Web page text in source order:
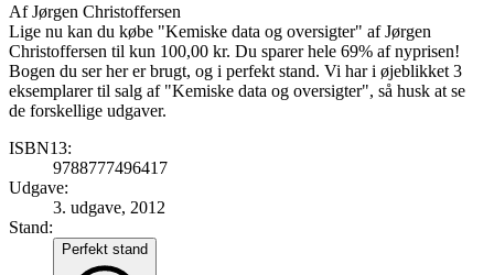
AfJørgen Christoffersen
Lige nu kan du købe "Kemiske data og oversigter" af Jørgen
Christoffersen til kun 100,00 kr. Du sparer hele 69% af nyprisen!
Bogen du ser her er brugt, og i perfekt stand. Vi har i øjeblikket 3
eksemplarer til salg af "Kemiske data og oversigter", så husk at se
de forskellige udgaver.
ISBN13:
9788777496417
Udgave:
3. udgave, 2012
Stand:
Perfekt stand